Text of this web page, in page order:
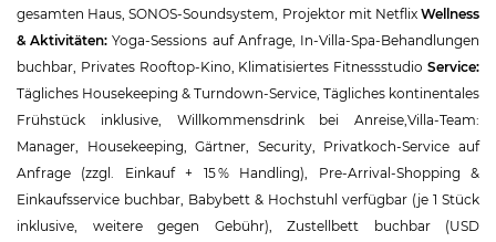
gesamten Haus, SONOS-Soundsystem, Projektor mit Netflix Wellness
& Aktivitäten:Yoga-Sessions auf Anfrage, In-Villa-Spa-Behandlungen
buchbar, Privates Rooftop-Kino, Klimatisiertes Fitnessstudio Service:
Tägliches Housekeeping & Turndown-Service, Tägliches kontinentales
Frühstück inklusive, Willkommensdrink bei Anreise,Villa-Team:
Manager, Housekeeping, Gärtner, Security, Privatkoch-Service auf
Anfrage (zzgl. Einkauf + 15 % Handling), Pre-Arrival-Shopping &
Einkaufsservice buchbar, Babybett & Hochstuhl verfügbar (je 1 Stück
inklusive, weitere gegen Gebühr), Zustellbett buchbar (USD